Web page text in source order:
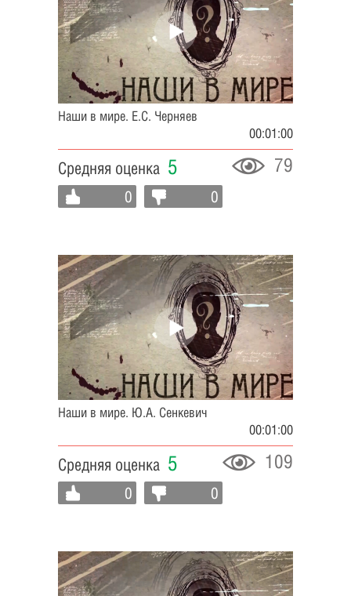
Наши в мире. Е.С. Черняев
00:01:00
Средняя оценка 5 79
0 0
Наши в мире. Ю.А. Сенкевич
00:01:00
Средняя оценка 5 109
0 0